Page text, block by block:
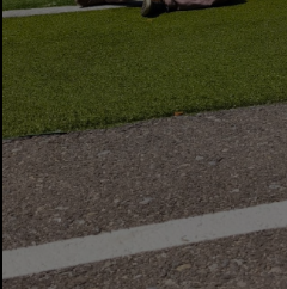
JO 2024
JO 2026
Intră în cont
Creează cont